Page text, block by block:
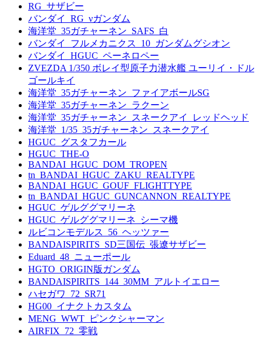
RG_サザビー
バンダイ_RG_νガンダム
海洋堂_35ガチャーネン_SAFS_白
バンダイ_フルメカニクス_10_ガンダムグシオン
バンダイ_HGUC_ペーネロペー
ZVEZDA 1/350 ボレイ型原子力潜水艦 ユーリイ・ドル
ゴールキイ
海洋堂_35ガチャーネン_ファイアボールSG
海洋堂_35ガチャーネン_ラクーン
海洋堂_35ガチャーネン_スネークアイ_レッドヘッド
海洋堂_1/35_35ガチャーネン_スネークアイ
HGUC_グスタフカール
HGUC_THE-O
BANDAI_HGUC_DOM_TROPEN
tn_BANDAI_HGUC_ZAKU_REALTYPE
BANDAI_HGUC_GOUF_FLIGHTTYPE
tn_BANDAI_HGUC_GUNCANNON_REALTYPE
HGUC_ゲルググマリーネ
HGUC_ゲルググマリーネ_シーマ機
ルビコンモデルス_56_ヘッツァー
BANDAISPIRITS_SD三国伝_張遼サザビー
Eduard_48_ニューポール
HGTO_ORIGIN版ガンダム
BANDAISPIRITS_144_30MM_アルトイエロー
ハセガワ_72_SR71
HG00_イナクトカスタム
MENG_WWT_ピンクシャーマン
AIRFIX_72_零戦